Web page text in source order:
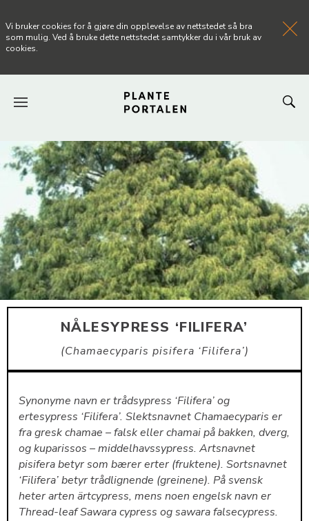
FORSIDEN
NYHETER
ARTIKLER
OM PLANTEPORTALEN
KONTAKT
Vi bruker cookies for å gjøre din opplevelse av nettstedet så bra
som mulig. Ved å bruke dette nettstedet samtykker du i vår bruk av
cookies.
NÅLESYPRESS ‘FILIFERA’
Chamaecyparis pisifera ‘Filifera’
Synonyme navn er trådsypress ‘Filifera’ og
ertesypress ‘Filifera’. Slektsnavnet Chamaecyparis er
fra gresk chamae – falsk eller chamai på bakken, dverg,
og kuparissos – middelhavssypress. Artsnavnet
pisifera betyr som bærer erter (fruktene). Sortsnavnet
‘Filifera’ betyr trådlignende (greinene). På svensk
heter arten ärtcypress, mens noen engelsk navn er
Thread-leaf Sawara cypress og sawara falsecypress.